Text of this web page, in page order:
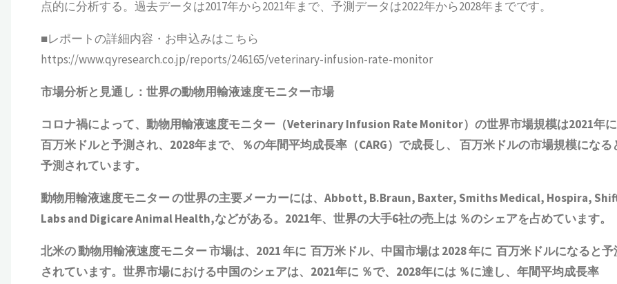
点的に分析する。過去データは2017年から2021年まで、予測データは2022年から2028年までです。
■レポートの詳細内容・お申込みはこちら
https://www.qyresearch.co.jp/reports/246165/veterinary-infusion-rate-monitor
市場分析と見通し：世界の動物用輸液速度モニター市場
コロナ禍によって、動物用輸液速度モニター（Veterinary Infusion Rate Monitor）の世界市場規模は2021年に
百万米ドルと予測され、2028年まで、％の年間平均成長率（CARG）で成長し、 百万米ドルの市場規模になる
予測されています。
動物用輸液速度モニター の世界の主要メーカーには、Abbott, B.Braun, Baxter, Smiths Medical, Hospira,
Labs and Digicare Animal Health,などがある。2021年、世界の大手6社の売上は ％のシェアを占めています。
北米の 動物用輸液速度モニター 市場は、2021 年に 百万米ドル、中国市場は 2028 年に 百万米ドルになると予
されています。世界市場における中国のシェアは、2021年に ％で、2028年には ％に達し、年間平均成長率